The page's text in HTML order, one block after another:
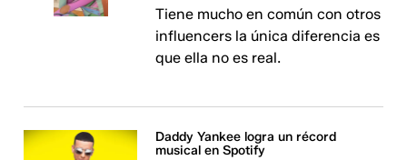
Tiene mucho en común con otros
influencers la única diferencia es
que ella no es real.
Daddy Yankee logra un récord
musical en Spotify